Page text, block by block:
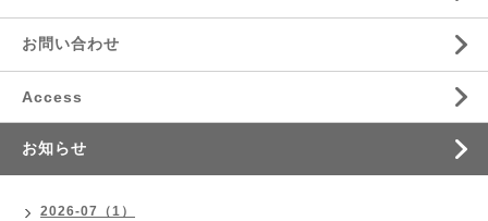
お問い合わせ
Access
お知らせ
2026-07（1）